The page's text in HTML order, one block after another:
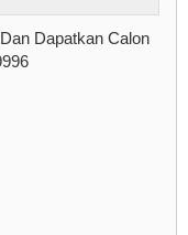
Dapatkan Calon